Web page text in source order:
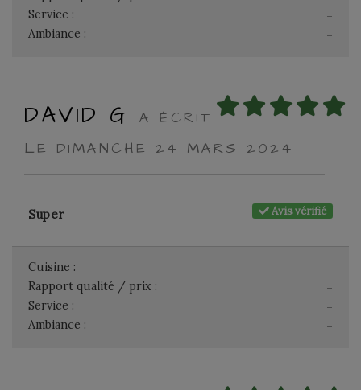
-
Service :
-
Ambiance :
DAVID G
A ÉCRIT
LE DIMANCHE 24 MARS 2024
Avis vérifié
Super
-
Cuisine :
-
Rapport qualité / prix :
-
Service :
-
Ambiance :